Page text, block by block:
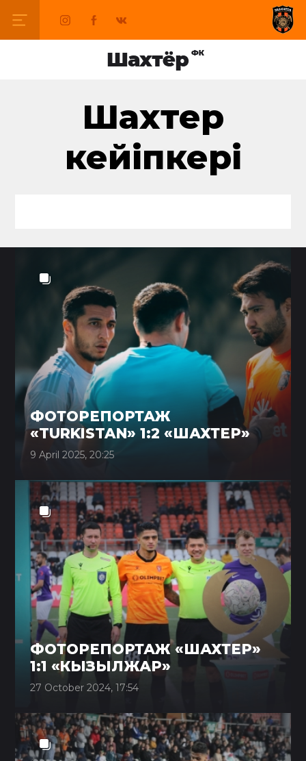
Шахтер
кейіпкері
ФОТОРЕПОРТАЖ
«TURKISTAN» 1:2 «ШАХТЕР»
9 April 2025, 20:25
ФОТОРЕПОРТАЖ «ШАХТЕР»
1:1 «КЫЗЫЛЖАР»
27 October 2024, 17:54